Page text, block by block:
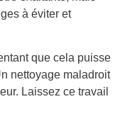
à éviter et
que cela puisse
nettoyage maladroit
Laissez ce travail